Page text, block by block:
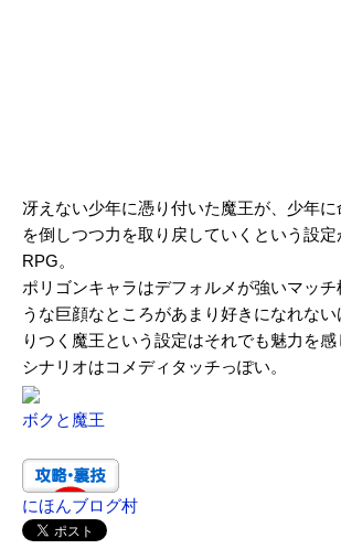
冴えない少年に憑り付いた魔王が、少年
を倒しつつ力を取り戻していくという設
RPG。
ポリゴンキャラはデフォルメが強いマッ
うな巨顔なところがあまり好きになれな
りつく魔王という設定はそれでも魅力を感
シナリオはコメディタッチっぽい。
ボクと魔王
にほんブログ村